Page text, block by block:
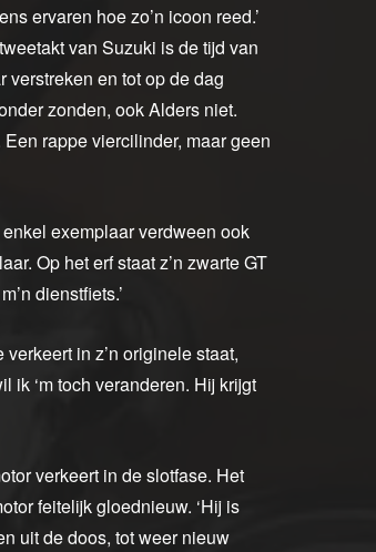
ervaren hoe zo’n icoon reed.’
van Suzuki is de tijd van
en tot op de dag
zonden, ook Alders niet.
rappe viercilinder, maar geen
exemplaar verdween ook
Op het erf staat z’n zwarte GT
dienstfiets.’
in z’n originele staat,
ik ‘m toch veranderen. Hij krijgt
verkeert in de slotfase. Het
feitelijk gloednieuw. ‘Hij is
uit de doos, tot weer nieuw